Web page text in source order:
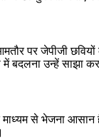
पर जेपीजी
में बदलना उन्हें साझा
से भेजना आसान